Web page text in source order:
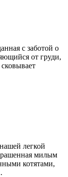
с заботой о
от груди,
легкой
милым
котятами,